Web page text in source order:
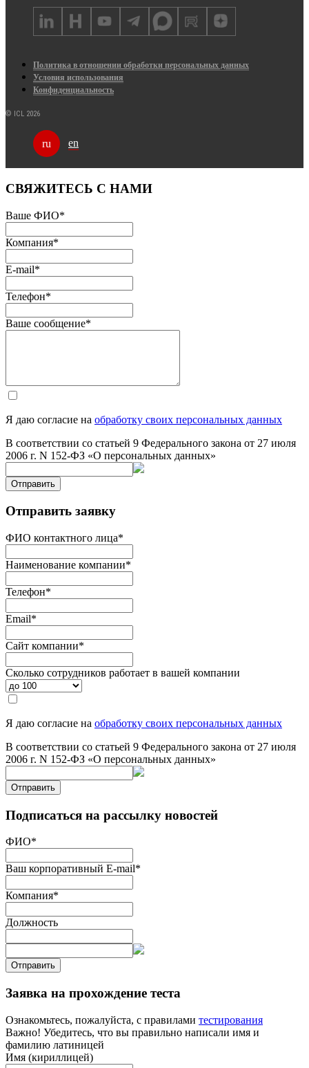
Политика в отношении обработки персональных данных
Условия использования
Конфиденциальность
© ICL 2026
ru en
СВЯЖИТЕСЬ С НАМИ
Ваше ФИО*
Компания*
E-mail*
Телефон*
Ваше сообщение*
Я даю согласие на обработку своих персональных данных
В соответствии со статьей 9 Федерального закона от 27 июля
2006 г. N 152-ФЗ «О персональных данных»
Отправить
Отправить заявку
ФИО контактного лица*
Наименование компании*
Телефон*
Email*
Сайт компании*
Сколько сотрудников работает в вашей компании
Я даю согласие на обработку своих персональных данных
В соответствии со статьей 9 Федерального закона от 27 июля
2006 г. N 152-ФЗ «О персональных данных»
Отправить
Подписаться на рассылку новостей
ФИО*
Ваш корпоративный E-mail*
Компания*
Должность
Отправить
Заявка на прохождение теста
Ознакомьтесь, пожалуйста, с правилами тестирования
Важно! Убедитесь, что вы правильно написали имя и
фамилию латиницей
Имя (кириллицей)